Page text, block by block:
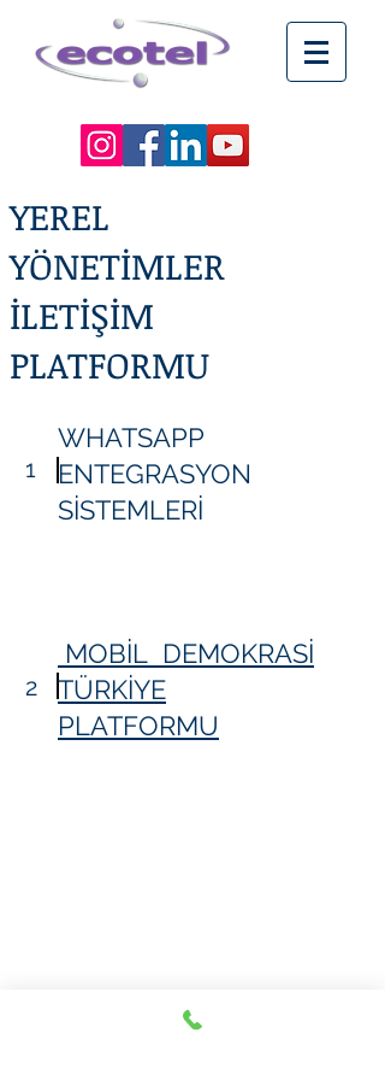
YEREL
YÖNETİMLER
İLETİŞİM
PLATFORMU
1
WHATSAPP
ENTEGRASYON
SİSTEMLERİ
2
MOBİL DEMOKRASİ
TÜRKİYE
PLATFORMU